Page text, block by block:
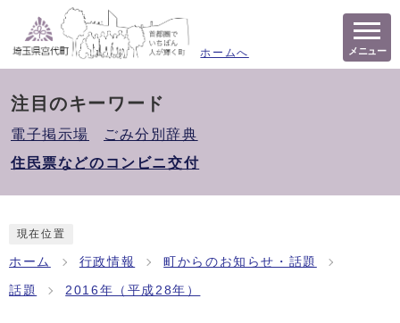
ホームへ メニュー
注目のキーワード
電子掲示場
ごみ分別辞典
住民票などのコンビニ交付
現在位置
ホーム 行政情報 町からのお知らせ・話題
話題 2016年（平成28年）